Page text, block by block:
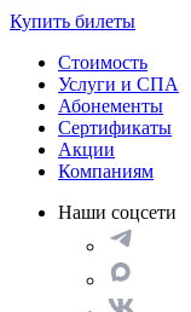
Купить билеты
Стоимость
Услуги и СПА
Абонементы
Сертификаты
Акции
Компаниям
Наши соцсети